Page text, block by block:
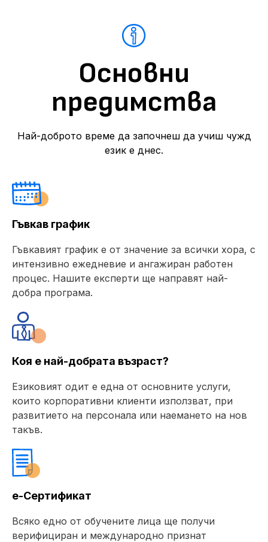
Основни
предимства
Най-доброто време да започнеш да учиш чужд
език е днес.
Гъвкав график
Гъвкавият график е от значение за всички хора, с
интензивно ежедневие и ангажиран работен
процес. Нашите експерти ще направят най-
добра програма.
Коя е най-добрата възраст?
Езиковият одит е една от основните услуги,
които корпоративни клиенти използват, при
развитието на персонала или наемането на нов
такъв.
е-Сертификат
Всяко едно от обучените лица ще получи
верифициран и международно признат